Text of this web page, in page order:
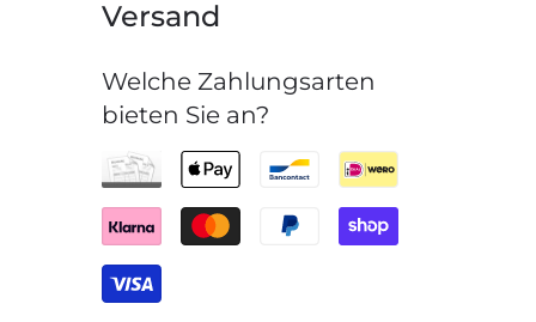
Versand
Welche Zahlungsarten
bieten Sie an?